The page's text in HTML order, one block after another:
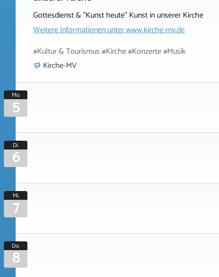
Gottesdienst & "Kunst heute" Kunst in unserer Kirche
Weitere Informationen unterwww.kirche-mv.de
#Kultur & Tourismus #Kirche #Konzerte #Musik
Kirche-MV
Mo.
5
Di.
6
Mi.
7
Do.
8